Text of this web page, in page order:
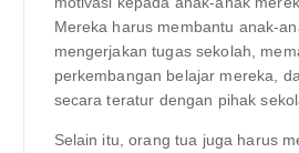
Mereka harus membantu anak-
mengerjakan tugas sekolah,
perkembangan belajar mereka,
secara teratur dengan pihak
Selain itu, orang tua juga harus